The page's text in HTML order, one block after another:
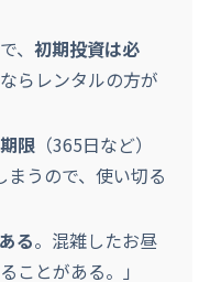
、初期投資は必
らレンタルの方が
限 （365日など）
うので、使い切る
る。混雑したお昼
ことがある。」